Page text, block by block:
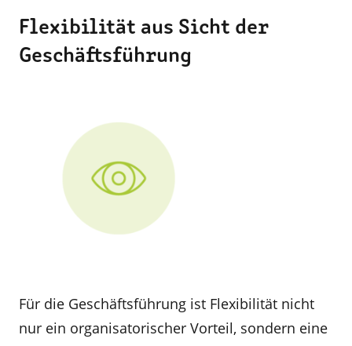
Flexibilität aus Sicht der
Geschäftsführung
Für die Geschäftsführung ist Flexibilität nicht
nur ein organisatorischer Vorteil, sondern eine